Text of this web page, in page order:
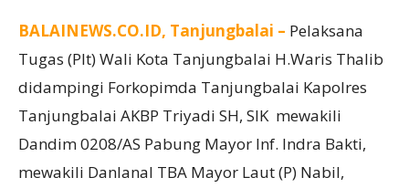
BALAINEWS.CO.ID, Tanjungbalai – Pelaksana
Tugas (Plt) Wali Kota Tanjungbalai H.Waris Thalib
didampingi Forkopimda Tanjungbalai Kapolres
Tanjungbalai AKBP Triyadi SH, SIK mewakili
Dandim 0208/AS Pabung Mayor Inf. Indra Bakti,
mewakili Danlanal TBA Mayor Laut (P) Nabil,